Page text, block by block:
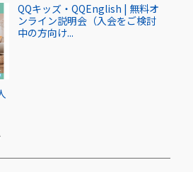
QQキッズ・QQEnglish | 無料オ
ンライン説明会（入会をご検討
中の方向け...